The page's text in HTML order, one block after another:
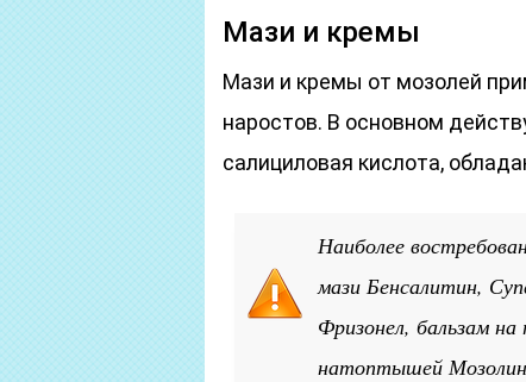
Мази и кремы
Мази и кремы от мозолей
наростов. В основном
салициловая кислота,
Наиболее
мази Бенсалитин,
Фризонел, бальзам
натоптышей